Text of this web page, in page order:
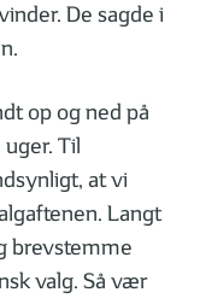
De sagde i
op og ned på
Til
at vi
Langt
brevstemme
valg. Så vær